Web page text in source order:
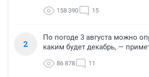
158 390 15
2
По погоде 3 августа можно
каким будет декабрь, —
86 878 11